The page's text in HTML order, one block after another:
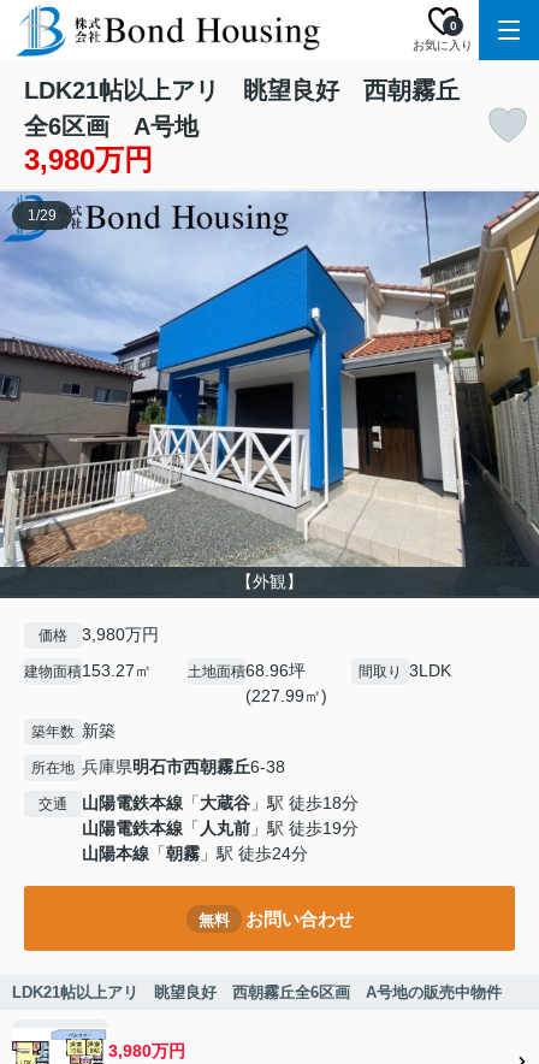
お気に入り
0
LDK21帖以上アリ 眺望良好 西朝霧丘
全6区画 A号地
3,980万円
【外観】
1/29
価格 3,980万円
建物面積153.27㎡ 土地面積68.96坪
(227.99㎡)
間取り 3LDK
築年数 新築
所在地 兵庫県明石市西朝霧丘6-38
交通 山陽電鉄本線 「大蔵谷 」駅 徒歩18分
山陽電鉄本線 「 人丸前 」駅 徒歩19分
山陽本線 「朝霧 」駅 徒歩24分
無料 お問い合わせ
LDK21帖以上アリ 眺望良好 西朝霧丘全6区画 A号地の販売中物件
3,980万円